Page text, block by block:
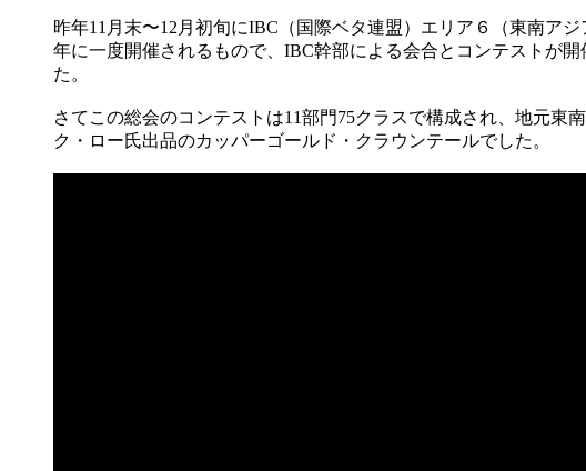
昨年11月末〜12月初旬にIBC（国際ベタ連盟）エリア６（東南ア
年に一度開催されるもので、IBC幹部による会合とコンテストが
た。
さてこの総会のコンテストは11部門75クラスで構成され、地元東
ク・ロー氏出品のカッパーゴールド・クラウンテールでした。